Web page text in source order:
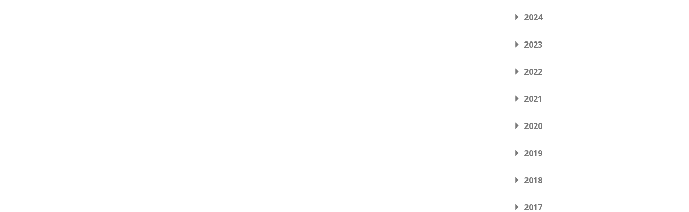
2024
2023
2022
2021
2020
2019
2018
2017